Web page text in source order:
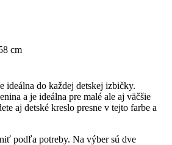
cm
ideálna do každej detskej izbičky.
a je ideálna pre malé ale aj väčšie
aj detské kreslo presne v tejto farbe a
podľa potreby. Na výber sú dve